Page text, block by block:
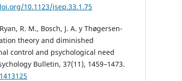
10.1123/jsep.33.1.75
R. M., Bosch, J. A. y Thøgersen-
theory and diminished
control and psychological need
Bulletin, 37(11), 1459–1473.